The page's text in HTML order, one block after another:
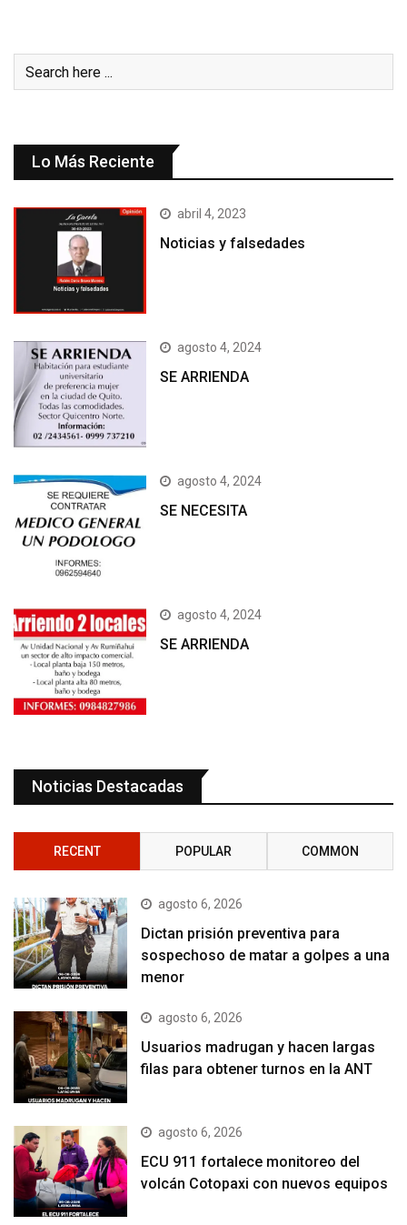
Lo Más Reciente
abril 4, 2023
Noticias y falsedades
agosto 4, 2024
SE ARRIENDA
agosto 4, 2024
SE NECESITA
agosto 4, 2024
SE ARRIENDA
Noticias Destacadas
RECENT POPULAR COMMON
agosto 6, 2026
Dictan prisión preventiva para
sospechoso de matar a golpes a una
menor
agosto 6, 2026
Usuarios madrugan y hacen largas
filas para obtener turnos en la ANT
agosto 6, 2026
ECU 911 fortalece monitoreo del
volcán Cotopaxi con nuevos equipos